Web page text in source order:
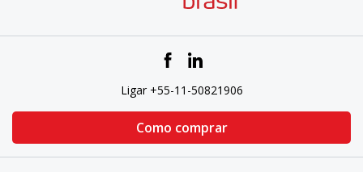
Ligar +55-11-50821906
Como comprar